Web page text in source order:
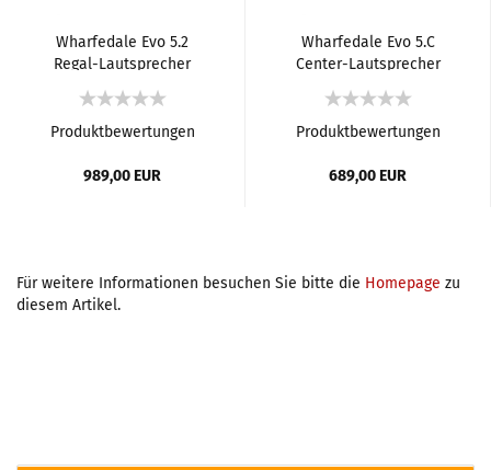
Wharfedale Evo 5.2
Regal-Lautsprecher
Produktbewertungen
989,00 EUR
Wharfedale Evo 5.C
Center-Lautsprecher
Produktbewertungen
689,00 EUR
Für weitere Informationen besuchen Sie bitte die Homepage zu
diesem Artikel.